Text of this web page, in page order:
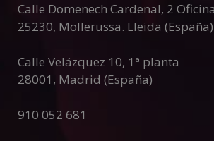
Calle Domenech Cardenal, 2
25230, Mollerussa. Lleida (España)
Calle Velázquez 10, 1ª planta
28001 , Madrid (España)
910 052 681